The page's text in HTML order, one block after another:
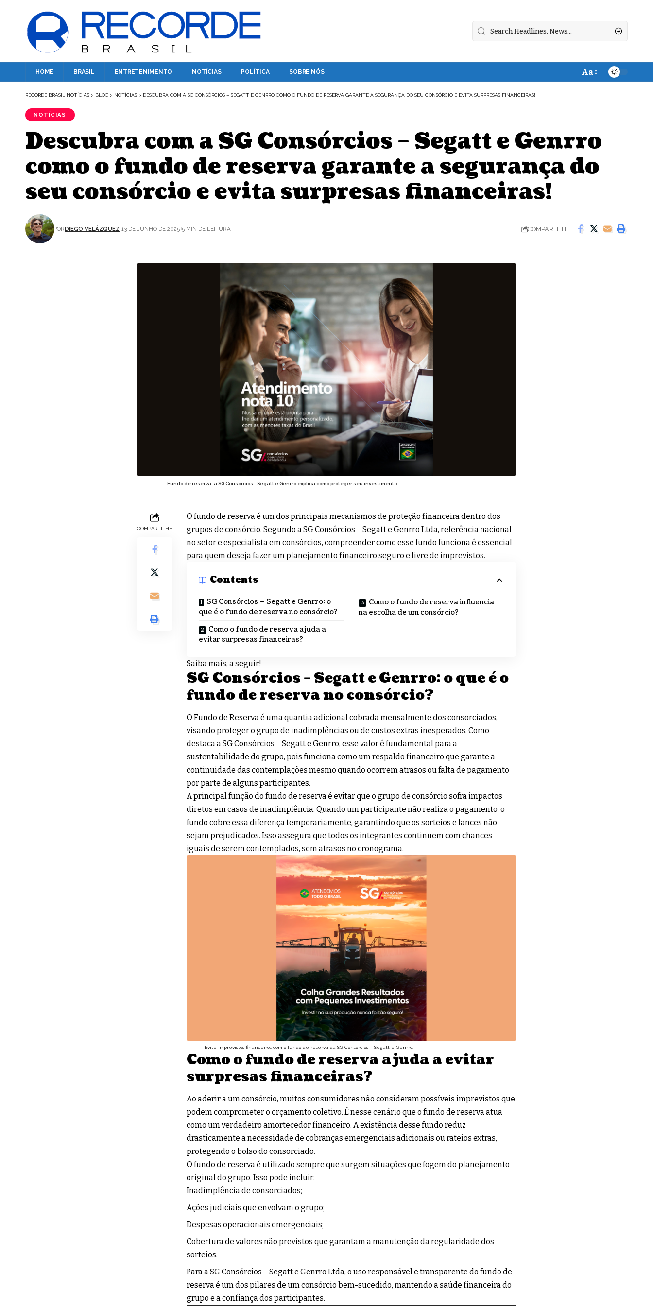
HOME BRASIL ENTRETENIMENTO NOTÍCIAS POLÍTICA SOBRE NÓS
Font
Aa
RECORDE BRASIL NOTÍCIAS > BLOG > NOTÍCIAS > DESCUBRA COM A SG CONSÓRCIOS – SEGATT E GENRRO COMO O FUNDO DE RESERVA GARANTE A SEGURANÇA DO SEU CONSÓRCIO E EVITA SURPRESAS FINANCEIRAS!
NOTÍCIAS
Descubra com a SG Consórcios – Segatt e Genrro
como o fundo de reserva garante a segurança do
seu consórcio e evita surpresas financeiras!
PORDIEGO VELÁZQUEZ 13 DE JUNHO DE 2025 5 MIN DE LEITURA COMPARTILHE
Fundo de reserva: a SG Consórcios - Segatt e Genrro explica como proteger seu investimento.
COMPARTILHE
O fundo de reserva é um dos principais mecanismos de proteção financeira dentro dos
grupos de consórcio. Segundo aSG Consórcios – Segatt e Genrro Ltda, referência nacional
no setor e especialista em consórcios, compreender como esse fundo funciona é essencial
para quem deseja fazer um planejamento financeiro seguro e livre de imprevistos.
Contents
SG Consórcios – Segatt e Genrro: o
que é o fundo de reserva no consórcio?
Como o fundo de reserva ajuda a
evitar surpresas financeiras?
Como o fundo de reserva influencia
na escolha de um consórcio?
Saiba mais, a seguir!
SG Consórcios – Segatt e Genrro: o que é o
fundo de reserva no consórcio?
O Fundo de Reserva é uma quantia adicional cobrada mensalmente dos consorciados,
visando proteger o grupo de inadimplências ou de custos extras inesperados. Como
destaca a SG Consórcios – Segatt e Genrro, esse valor é fundamental para a
sustentabilidade do grupo, pois funciona como um respaldo financeiro que garante a
continuidade das contemplações mesmo quando ocorrem atrasos ou falta de pagamento
por parte de alguns participantes.
A principal função do fundo de reserva é evitar que o grupo de consórcio sofra impactos
diretos em casos de inadimplência. Quando um participante não realiza o pagamento, o
fundo cobre essa diferença temporariamente, garantindo que os sorteios e lances não
sejam prejudicados. Isso assegura que todos os integrantes continuem com chances
iguais de serem contemplados, sem atrasos no cronograma.
Evite imprevistos financeiros com o fundo de reserva da SG Consórcios – Segatt e Genrro.
Como o fundo de reserva ajuda a evitar
surpresas financeiras?
Ao aderir a um consórcio, muitos consumidores não consideram possíveis imprevistos que
podem comprometer o orçamento coletivo. É nesse cenário que o fundo de reserva atua
como um verdadeiro amortecedor financeiro. A existência desse fundo reduz
drasticamente a necessidade de cobranças emergenciais adicionais ou rateios extras,
protegendo o bolso do consorciado.
O fundo de reserva é utilizado sempre que surgem situações que fogem do planejamento
original do grupo. Isso pode incluir:
Inadimplência de consorciados;
Ações judiciais que envolvam o grupo;
Despesas operacionais emergenciais;
Cobertura de valores não previstos que garantam a manutenção da regularidade dos
sorteios.
Para a SG Consórcios – Segatt e Genrro Ltda, o uso responsável e transparente do fundo de
reserva é um dos pilares de um consórcio bem-sucedido, mantendo a saúde financeira do
grupo e a confiança dos participantes.